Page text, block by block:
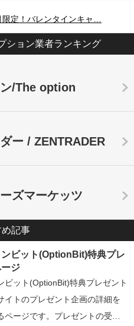
定！バレンタインキャ…
ション業者ランキング
/The option
ー / ZENTRADER
ズマーケッツ
記事
ビット(OptionBit)特典プレ
ジ
ビット(OptionBit)特典プレゼント
イトのプレゼント企画の詳細を
ページです。プレゼントの受…